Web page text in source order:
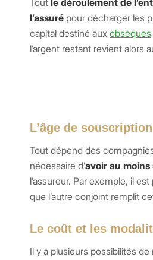
l’assuré pour décharger les
capital destiné aux obsèques
l’argent restant revient alors
L’âge de souscription
Tout dépend des
nécessaire d’avoir au
l’assureur. Par exemple, il
que l’autre conjoint remplit
Le coût et les
Il y a plusieurs possibilités